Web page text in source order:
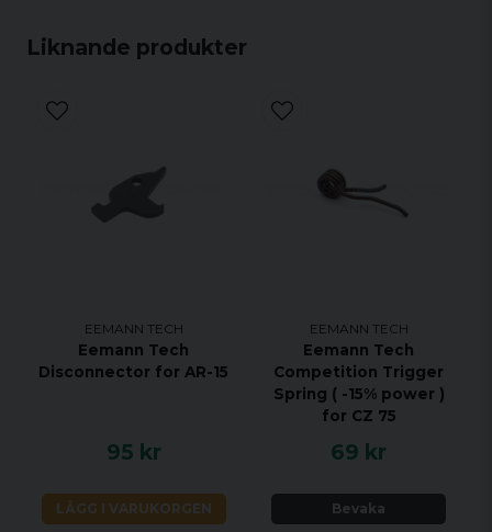
Liknande produkter
EEMANN TECH
Eemann Tech
Disconnector for AR-15
95 kr
LÄGG I VARUKORGEN
EEMANN TECH
Eemann Tech
Competition Trigger
Spring ( -15% power )
for CZ 75
69 kr
Bevaka
Made of steel, with thermic treatment for the best
Note: